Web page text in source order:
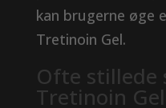
kan brugerne øge
Tretinoin Gel.
Ofte stillede
Tretinoin